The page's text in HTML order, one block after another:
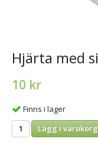
Hjärta med
10 kr
Finns i lager
Lägg i